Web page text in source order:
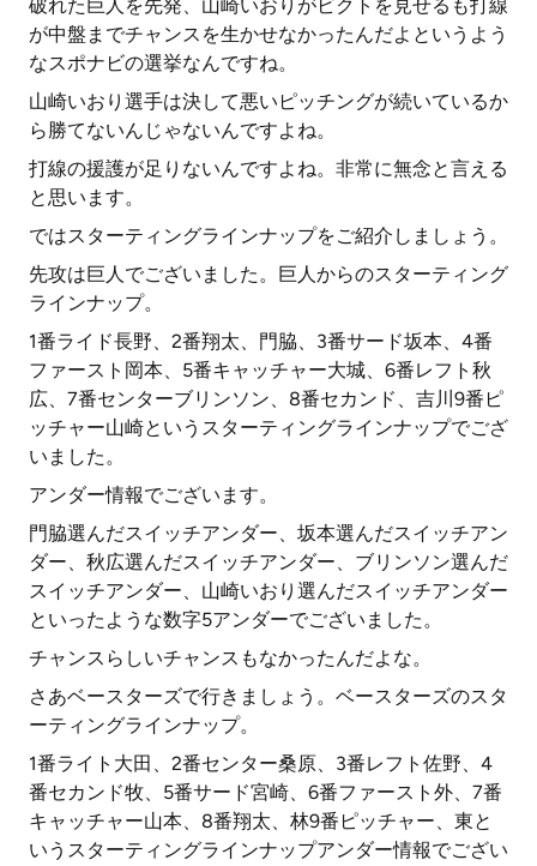
破れた巨人を先発、山崎いおりがビクトを見せるも打線
が中盤までチャンスを生かせなかったんだよというよう
なスポナビの選挙なんですね。
山崎いおり選手は決して悪いピッチングが続いているか
ら勝てないんじゃないんですよね。
打線の援護が足りないんですよね。非常に無念と言える
と思います。
ではスターティングラインナップをご紹介しましょう。
先攻は巨人でございました。巨人からのスターティング
ラインナップ。
1番ライド長野、2番翔太、門脇、3番サード坂本、4番
ファースト岡本、5番キャッチャー大城、6番レフト秋
広、7番センターブリンソン、8番セカンド、吉川9番ピ
ッチャー山崎というスターティングラインナップでござ
いました。
アンダー情報でございます。
門脇選んだスイッチアンダー、坂本選んだスイッチアン
ダー、秋広選んだスイッチアンダー、ブリンソン選んだ
スイッチアンダー、山崎いおり選んだスイッチアンダー
といったような数字5アンダーでございました。
チャンスらしいチャンスもなかったんだよな。
さあベースターズで行きましょう。ベースターズのスタ
ーティングラインナップ。
1番ライト大田、2番センター桑原、3番レフト佐野、4
番セカンド牧、5番サード宮崎、6番ファースト外、7番
キャッチャー山本、8番翔太、林9番ピッチャー、東と
いうスターティングラインナップアンダー情報でござい